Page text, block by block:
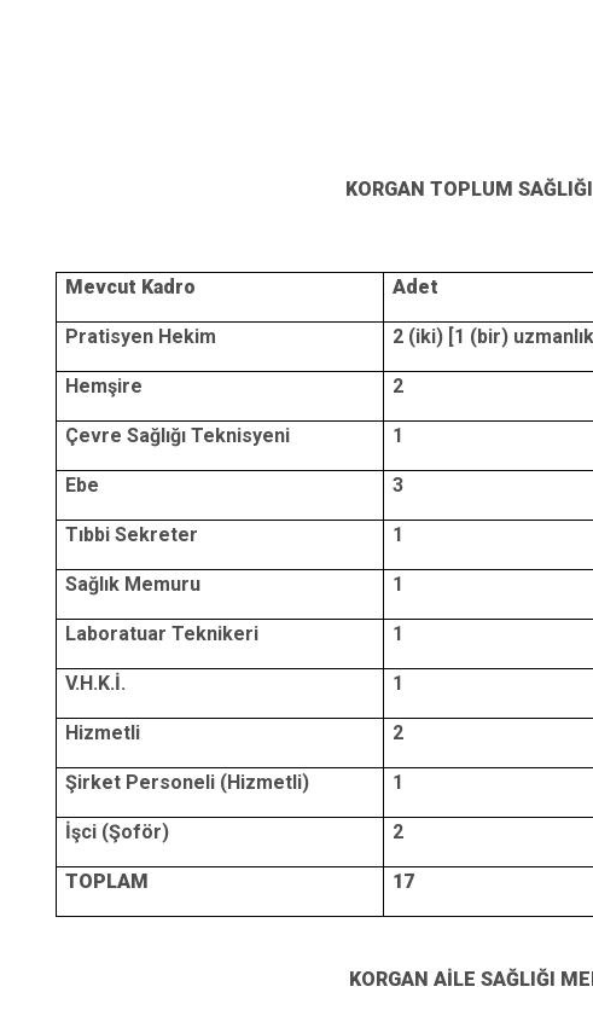
KORGAN TOPLUM
Mevcut Kadro Adet
Pratisyen Hekim 2 (iki) [1 (bir)
Hemşire 2
Çevre Sağlığı Teknisyeni 1
Ebe 3
Tıbbi Sekreter 1
Sağlık Memuru 1
Laboratuar Teknikeri 1
V.H.K.İ. 1
Hizmetli 2
Şirket Personeli (Hizmetli) 1
İşci (Şoför) 2
TOPLAM 17
KORGAN AİLE SAĞLIĞI